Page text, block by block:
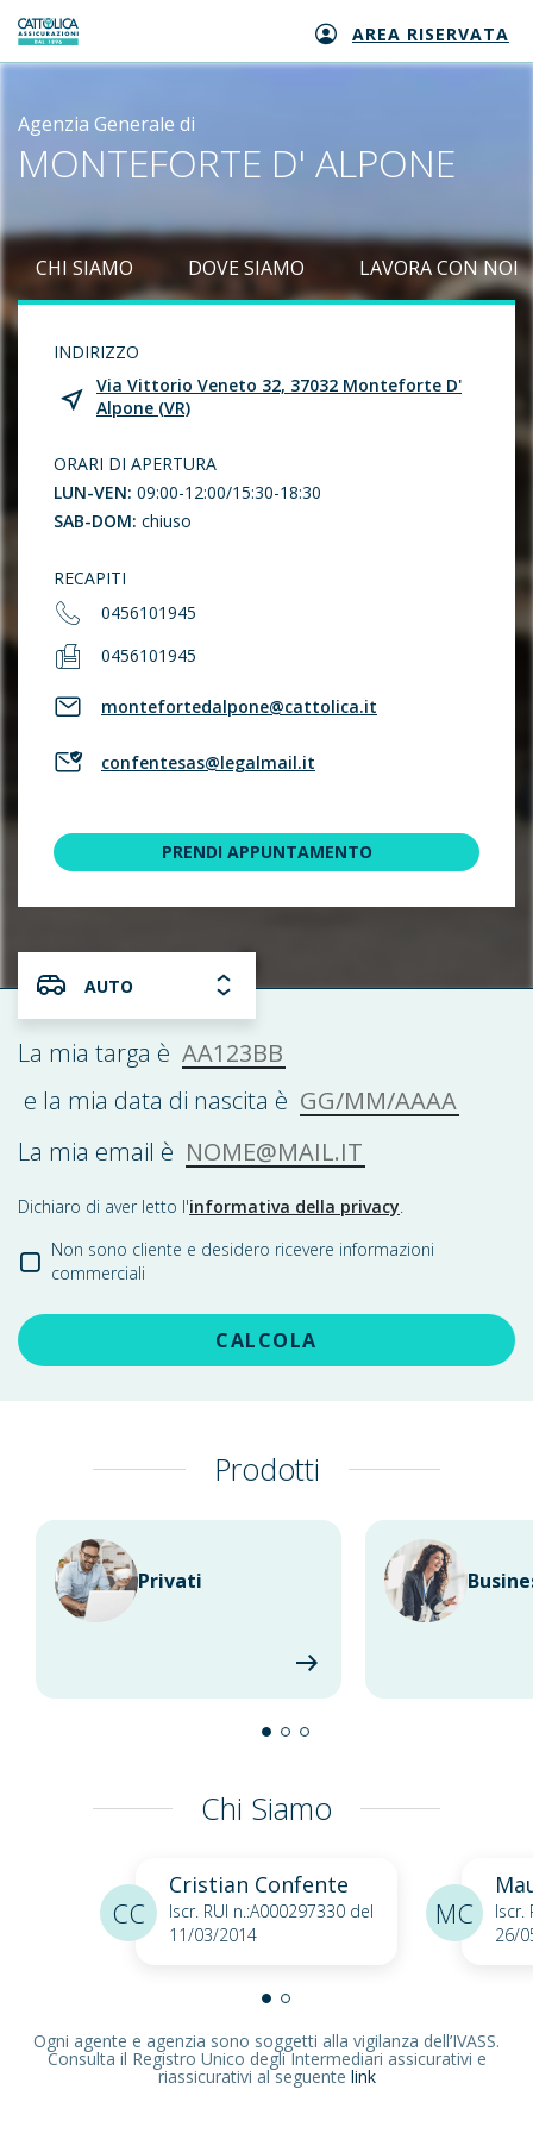
Generali logo AREA RISERVATA
Agenzia Generale di
MONTEFORTE D' ALPONE
CHI SIAMO DOVE SIAMO LAVORA CON NOI
INDIRIZZO
Via Vittorio Veneto 32, 37032 Monteforte D'
Alpone (VR)
ORARI DI APERTURA
LUN-VEN: 09:00-12:00/15:30-18:30
SAB-DOM: chiuso
RECAPITI
0456101945
0456101945
montefortedalpone@cattolica.it
confentesas@legalmail.it
PRENDI APPUNTAMENTO
AUTO
La mia targa è AA123BB
e la mia data di nascita è GG/MM/AAAA
La mia email è NOME@MAIL.IT
Dichiaro di aver letto l'informativa della privacy.
Non sono cliente e desidero ricevere informazioni
commerciali
CALCOLA
Prodotti
Privati
Chi Siamo
Cristian Confente
Iscr. RUI n.:A000297330 del
11/03/2014
CC
Iscr.
26/
MC
Ogni agente e agenzia sono soggetti alla vigilanza dell’IVASS.
Consulta il Registro Unico degli Intermediari assicurativi e
riassicurativi al seguente link